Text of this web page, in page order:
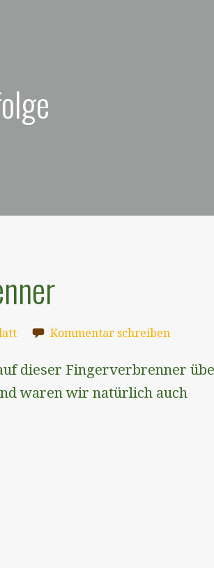
Kommentar schreiben
dieser Fingerverbrenner
waren wir natürlich auch